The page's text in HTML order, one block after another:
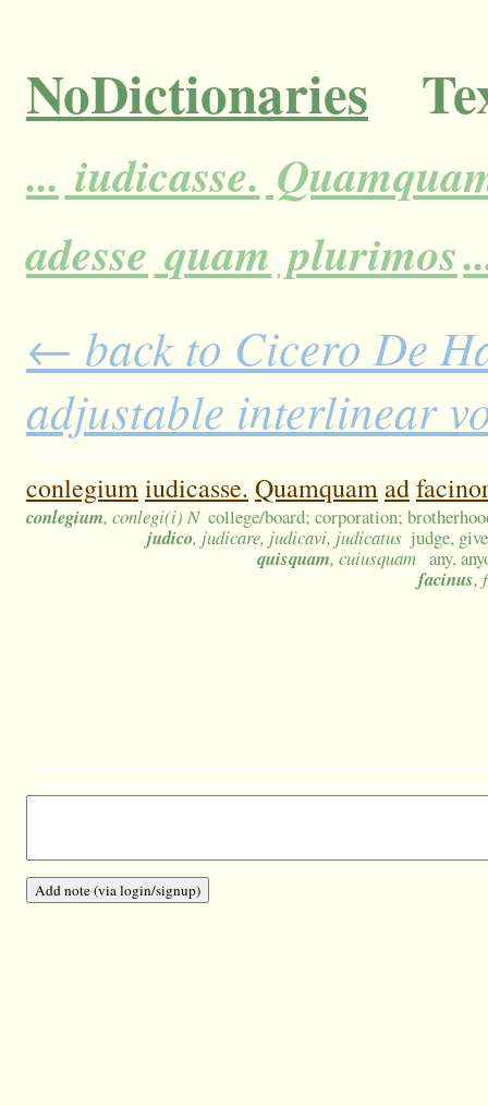
NoDictionaries
... iudicasse.
adesse quam plurimos
← back to Cicero De
adjustable interlinear
conlegiumiudicasse. Quamquam ad
conlegium, conlegi(i) N college/board; corporation;
judico, judicare, judicavi, judicatus judge,
quisquam, cuiusquam any,
facinus,